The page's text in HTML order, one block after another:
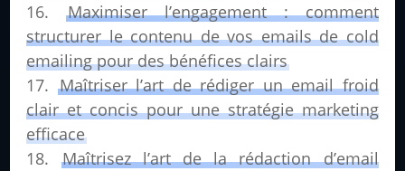
Maximiser l’engagement : comment
structurer le contenu de vos emails de cold
emailing pour des bénéfices clairs
Maîtriser l’art de rédiger un email froid
clair et concis pour une stratégie marketing
efficace
Maîtrisez l’art de la rédaction d’email